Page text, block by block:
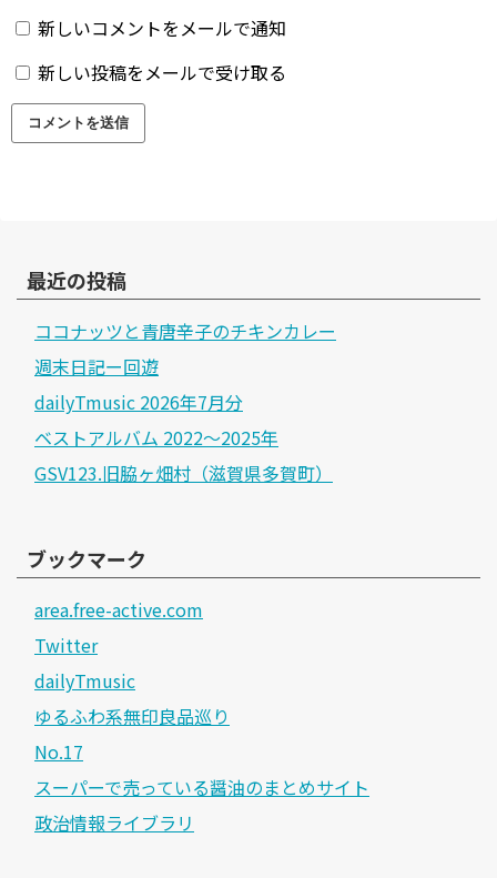
新しいコメントをメールで通知
新しい投稿をメールで受け取る
最近の投稿
ココナッツと青唐辛子のチキンカレー
週末日記ー回遊
dailyTmusic 2026年7月分
ベストアルバム 2022～2025年
GSV123.旧脇ヶ畑村（滋賀県多賀町）
ブックマーク
area.free-active.com
Twitter
dailyTmusic
ゆるふわ系無印良品巡り
No.17
スーパーで売っている醤油のまとめサイト
政治情報ライブラリ